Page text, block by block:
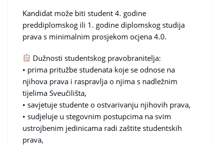
Kandidat može biti student 4. godine
preddiplomskog ili 1. godine diplomskog studija
prava s minimalnim prosjekom ocjena 4.0.
Dužnosti studentskog pravobranitelja:
• prima pritužbe studenata koje se odnose na
njihova prava i raspravlja o njima s nadležnim
tijelima Sveučilišta,
• savjetuje studente o ostvarivanju njihovih prava,
• sudjeluje u stegovnim postupcima na svim
ustrojbenim jedinicama radi zaštite studentskih
prava,